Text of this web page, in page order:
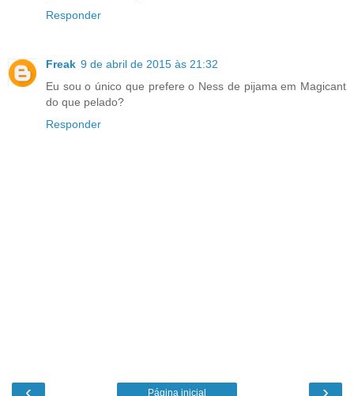
Responder
Freak 9 de abril de 2015 às 21:32
Eu sou o único que prefere o Ness de pijama em Magicant
do que pelado?
Responder
Página inicial